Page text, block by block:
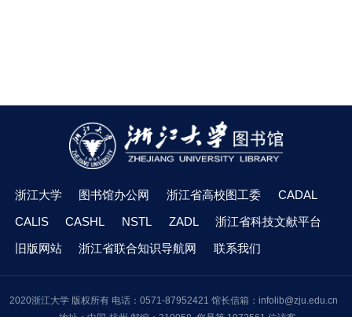
浙江大学 图书馆办公网 浙江省高校图工委
CADAL
CALIS
CASHL NSTL ZADL
浙江省科技文献平台
旧版网站
浙江省联合知识导航网 联系我们
2020浙江大学 版权所有 电话：0571-87952421 馆长信箱：infolib@zju.edu.cn